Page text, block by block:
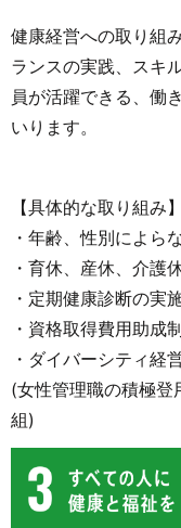
健康経営への取り組
ランスの実践、スキ
員が活躍できる、働
いります。
【具体的な取り組み】
・年齢、性別によら
・育休、産休、介護
・定期健康診断の実
・資格取得費用助成
・ダイバーシティ経
(女性管理職の積極登
組)